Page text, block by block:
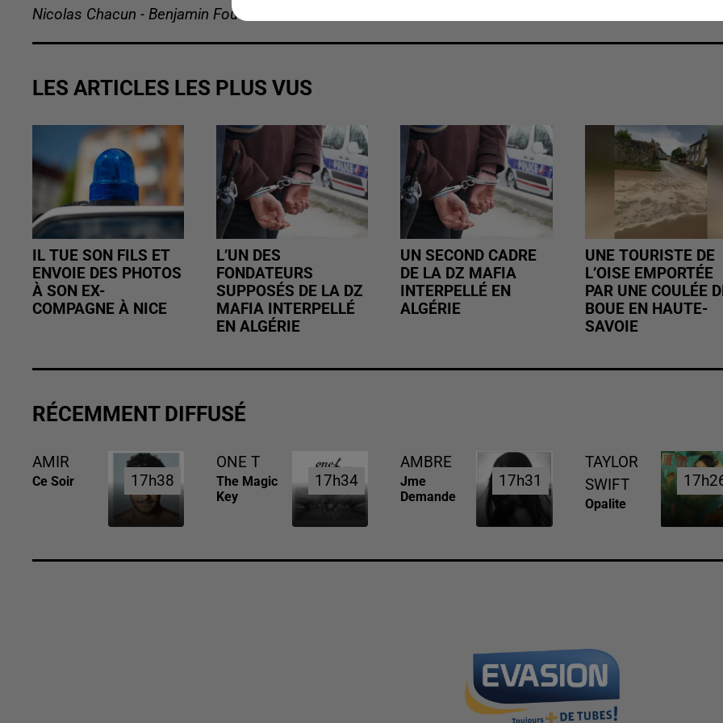
Nicolas Chacun - Benjamin Foucault
LES ARTICLES LES PLUS VUS
IL TUE SON FILS ET
ENVOIE DES PHOTOS
À SON EX-
COMPAGNE À NICE
L’UN DES
FONDATEURS
SUPPOSÉS DE LA DZ
MAFIA INTERPELLÉ
EN ALGÉRIE
UN SECOND CADRE
DE LA DZ MAFIA
INTERPELLÉ EN
ALGÉRIE
UNE TOURISTE DE
L’OISE EMPORTÉE
PAR UNE COULÉE
BOUE EN HAUTE-
SAVOIE
RÉCEMMENT DIFFUSÉ
AMIR
Ce Soir 17h38
17h38
ONE T
The Magic
Key
17h34
17h34
AMBRE
Jme
Demande
17h31
17h31
TAYLOR
SWIFT
Opalite